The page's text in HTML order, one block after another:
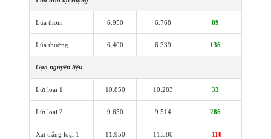
Lúa thơm 6.950 6.768 89
Lúa thường 6.400 6.339 136
Gạo nguyên liệu
Lứt loại 1 10.850 10.283 33
Lứt loại 2 9.650 9.514 286
Xát trắng loại 1 11.950 11.580 -110